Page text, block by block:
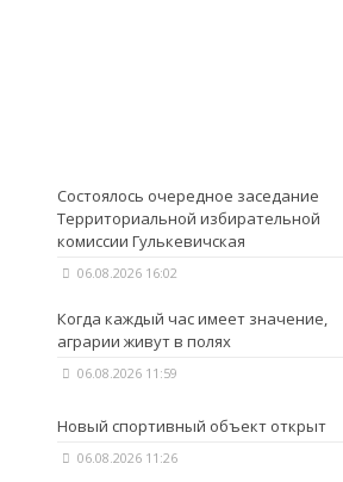
Состоялось очередное заседание
Территориальной избирательной
комиссии Гулькевичская
06.08.2026 16:02
Когда каждый час имеет значение,
аграрии живут в полях
06.08.2026 11:59
Новый спортивный объект открыт
06.08.2026 11:26